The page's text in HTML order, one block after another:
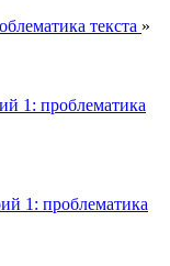
текста »
1: проблематика
1: проблематика